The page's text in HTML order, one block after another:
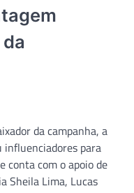
da campanha, a
influenciadores para
conta com o apoio de
Sheila Lima, Lucas